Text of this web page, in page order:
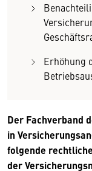
Erhöhung
Der Fachverband
in
folgende
der